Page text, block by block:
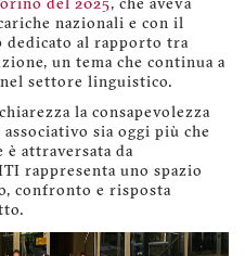
del 2025, che aveva
nazionali e con il
dedicato al rapporto tra
un tema che continua a
settore linguistico.
la consapevolezza
sia oggi più che
è attraversata da
rappresenta uno spazio
confronto e risposta